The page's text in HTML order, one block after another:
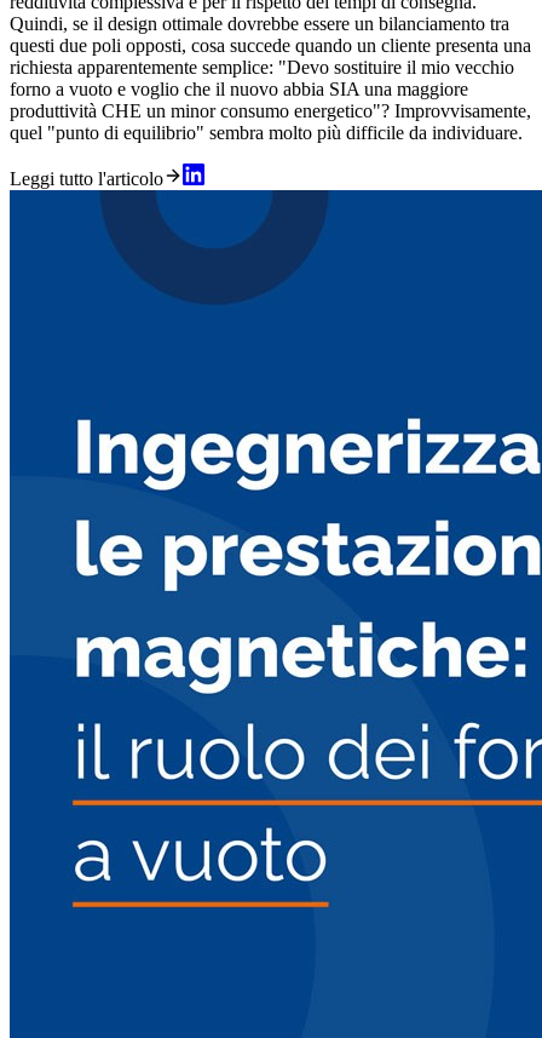
Quindi, se il design ottimale dovrebbe essere un bilanciamento tra
questi due poli opposti, cosa succede quando un cliente presenta una
richiesta apparentemente semplice: "Devo sostituire il mio vecchio
forno a vuoto e voglio che il nuovo abbia SIA una maggiore
produttività CHE un minor consumo energetico"? Improvvisamente,
quel "punto di equilibrio" sembra molto più difficile da individuare.
Leggi tutto l'articolo